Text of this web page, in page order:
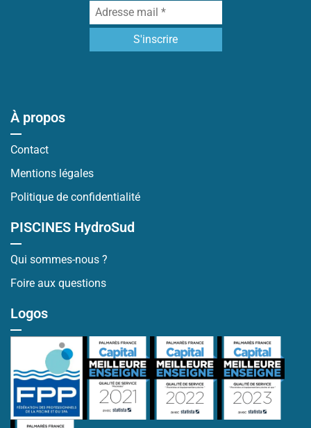
À propos
Contact
Mentions légales
Politique de confidentialité
PISCINES HydroSud
Qui sommes-nous ?
Foire aux questions
Logos